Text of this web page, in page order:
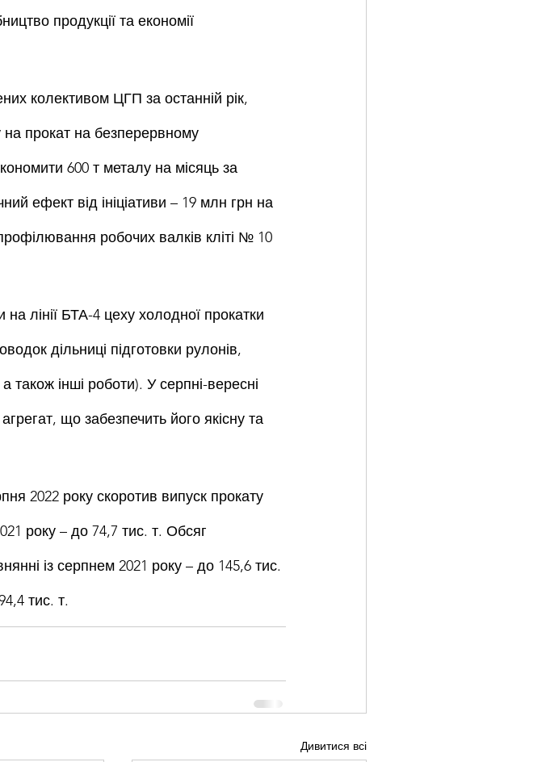
продукції та економії
колективом ЦГП за останній рік,
на прокат на безперервному
600 т металу на місяць за
ефект від ініціативи – 19 млн грн на
робочих валків кліті № 10
лінії БТА-4 цеху холодної прокатки
дільниці підготовки рулонів,
інші роботи). У серпні-вересні
що забезпечить його якісну та
2022 року скоротив випуск прокату
року – до 74,7 тис. т. Обсяг
із серпнем 2021 року – до 145,6 тис.
тис. т.
Дивитися всі